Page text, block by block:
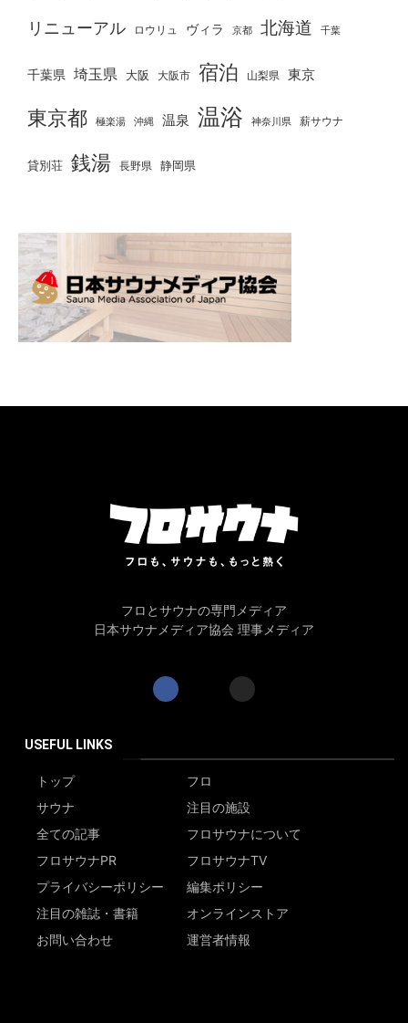
リニューアル ロウリュ ヴィラ 京都 北海道 千葉
千葉県 埼玉県 大阪 大阪市 宿泊 山梨県 東京
東京都 極楽湯 沖縄 温泉 温浴 神奈川県 薪サウナ
貸別荘 銭湯 長野県 静岡県
フロとサウナの専門メディア
日本サウナメディア協会 理事メディア
USEFUL LINKS
トップ
フロ
サウナ
注目の施設
全ての記事
フロサウナについて
フロサウナPR
フロサウナTV
プライバシーポリシー
編集ポリシー
注目の雑誌・書籍
オンラインストア
お問い合わせ
運営者情報